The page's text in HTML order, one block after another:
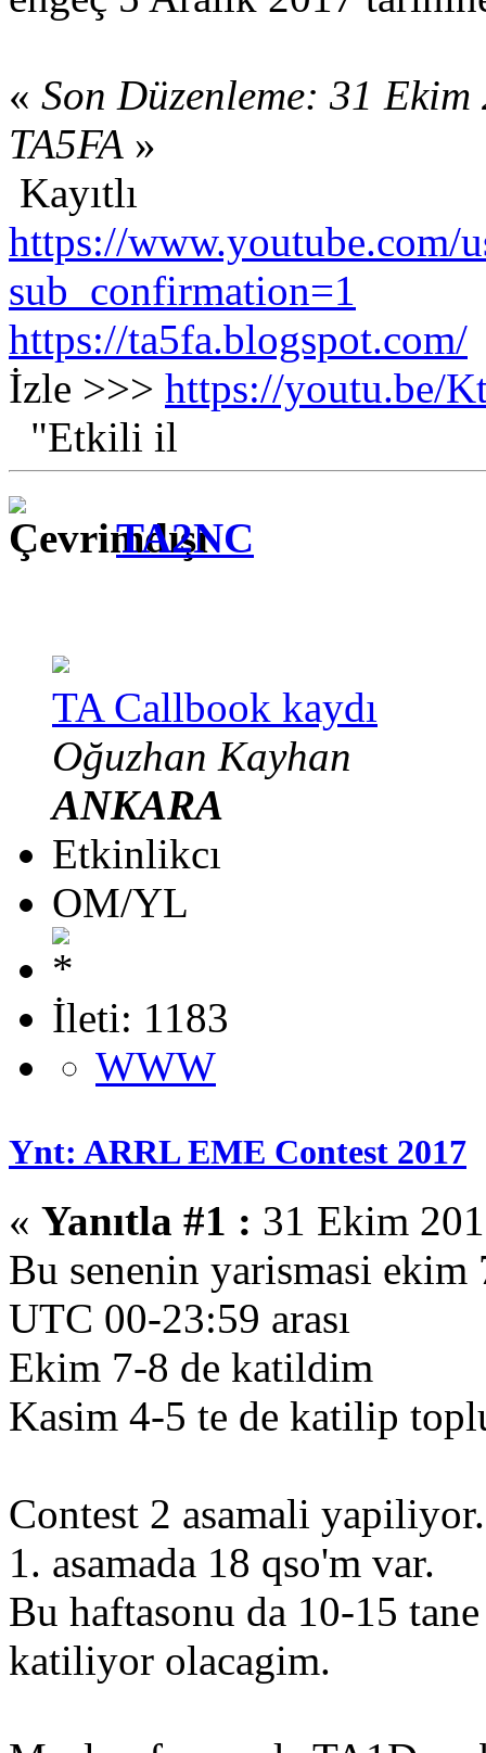
« Son Düzenleme: 31
TA5FA »
Kayıtlı
https://www.youtube.com/
sub_confirmation=1
https://ta5fa.blogspot.com/
İzle >>> https://youtu.be/
"Etkili il
TA2NC
TA Callbook kaydı
Oğuzhan Kayhan
ANKARA
Etkinlikcı
OM/YL
İleti: 1183
WWW
Ynt: ARRL EME Contest 2017
« Yanıtla #1 : 31 Ekim
Bu senenin yarismasi ekim
UTC 00-23:59 arası
Ekim 7-8 de katildim
Kasim 4-5 te de katilip
Contest 2 asamali yapiliyor.
1. asamada 18 qso'm var.
Bu haftasonu da 10-15
katiliyor olacagim.